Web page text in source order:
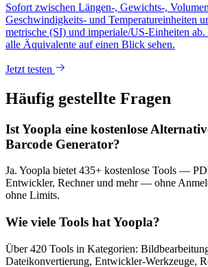
Sofort zwischen Längen-, Gewichts-,
Geschwindigkeits- und Temperatureinheiten
metrische (SI) und imperiale/US-Einheiten ab.
alle Äquivalente auf einen Blick sehen.
Jetzt testen
Häufig gestellte Fragen
Ist Yoopla eine kostenlose
Barcode Generator?
Ja. Yoopla bietet 435+ kostenlose Tools —
Entwickler, Rechner und mehr — ohne
ohne Limits.
Wie viele Tools hat Yoopla?
Über 420 Tools in Kategorien:
Dateikonvertierung, Entwickler-Werkzeuge,